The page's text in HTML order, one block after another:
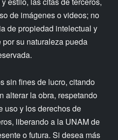
de imágenes o videos; no
de propiedad intelectual y
su naturaleza pueda
sin fines de lucro, citando
alterar la obra, respetando
uso y los derechos de
liberando a la UNAM de
o futura. Si desea más